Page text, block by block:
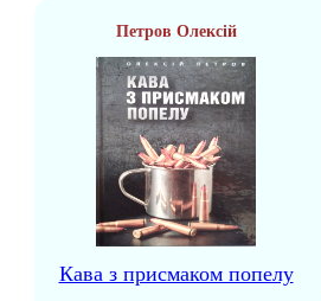
Петров Олексій
Кава з присмаком попелу